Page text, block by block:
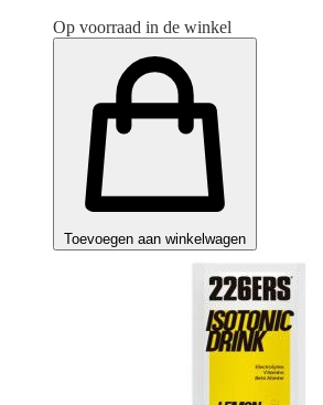
Op voorraad in de winkel
Toevoegen aan winkelwagen